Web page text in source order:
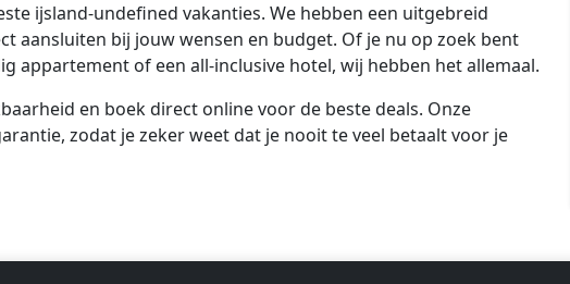
ijsland-undefined vakanties. We hebben een uitgebreid
aansluiten bij jouw wensen en budget. Of je nu op zoek bent
appartement of een all-inclusive hotel, wij hebben het allemaal.
en boek direct online voor de beste deals. Onze
zodat je zeker weet dat je nooit te veel betaalt voor je